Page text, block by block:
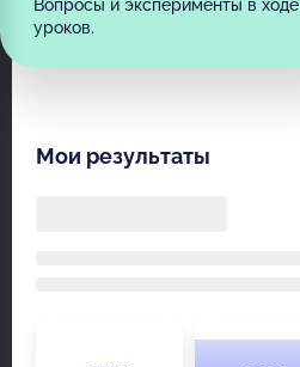
Вопросы и эксперименты в ходе
уроков.
Мои результаты